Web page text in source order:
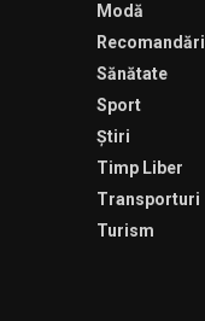
Modă
Recomandări
Sănătate
Sport
Ştiri
Timp Liber
Transporturi
Turism